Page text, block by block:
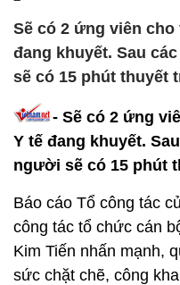
Sẽ có 2 ứng viên
đang khuyết. Sau
sẽ có 15 phút thuyết
- Sẽ có 2 ứng
Y tế đang khuyết.
người sẽ có 15 phút
Báo cáo Tổ công tác
công tác tổ chức cán
Kim Tiến nhấn mạnh,
sức chặt chẽ, công